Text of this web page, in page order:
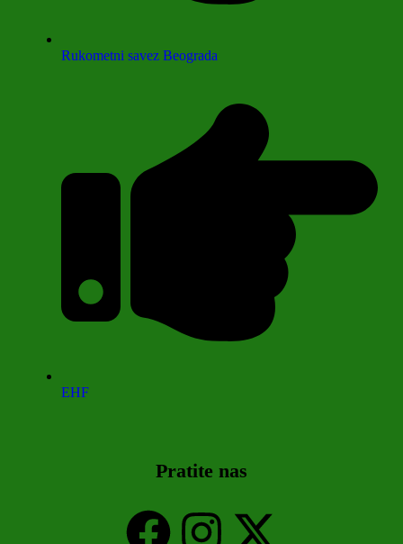
Rukometni savez Beograda
EHF
Pratite nas